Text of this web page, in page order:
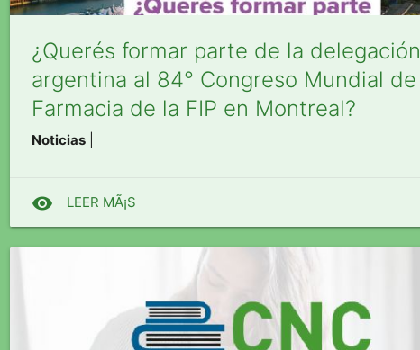
¿Querés formar parte de la delegación
argentina al 84° Congreso Mundial de
Farmacia de la FIP en Montreal?
Noticias
visibility LEER MÃ¡S